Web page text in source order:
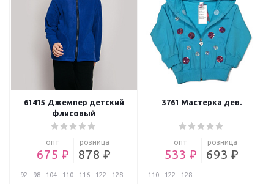
61415 Джемпер детский
флисовый
опт
675 ₽
розница
878 ₽
92 98 104 110 116 122
128
3761 Мастерка дев.
опт
533 ₽
розница
693 ₽
110 122 128